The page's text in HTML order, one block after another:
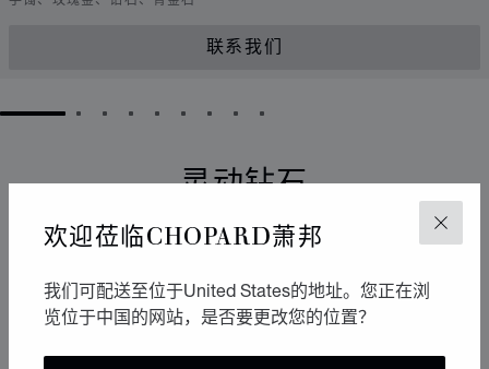
关闭
欢迎莅临CHOPARD萧邦
我们可配送至位于United States的地址。您正在浏
览位于中国的网站，是否要更改您的位置？
联系我们
GO TO SLIDE 1GO TO SLIDE 2
GO TO SLIDE 3
GO TO SLIDE 4
GO TO SLIDE 5
GO TO SLIDE 6
GO TO SLIDE 7
GO TO SLIDE 8
GO TO SLIDE 9
灵动钻石
它们以流畅的运动点亮周围的环境。自从1976年于
播极具感染力的乐享生活精神。它们的舞蹈构成一场生动
有趣的表演，其中传达出的自由与光明令人不禁扬起迷人